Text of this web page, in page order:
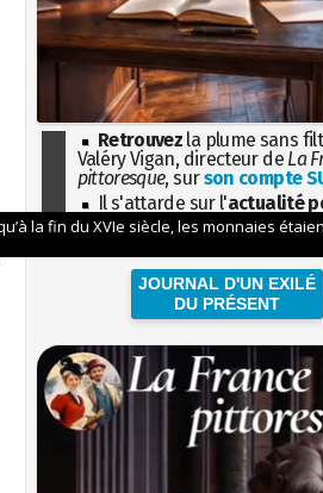
Retrouvez la plume sans
Valéry Vigan, directeur de La
pittoresque, surson compte
Il s'attarde sur l'actualité
sociétaleavec la hauteur de
JOURNAL D'UN EXILÉ
DU PRÉSENT